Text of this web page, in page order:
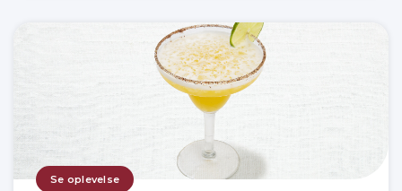
Se oplevelse